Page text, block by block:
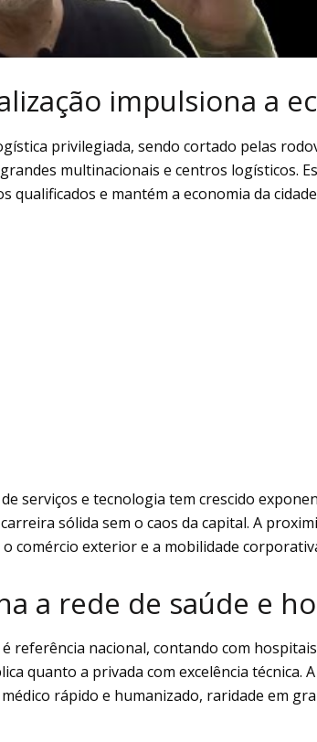
impulsiona a
privilegiada, sendo cortado pelas
multinacionais e centros logísticos.
qualificados e mantém a economia da
serviços e tecnologia tem crescido
sólida sem o caos da capital. A
comércio exterior e a mobilidade
a rede de saúde e
referência nacional, contando com
quanto a privada com excelência técnica.
rápido e humanizado, raridade em